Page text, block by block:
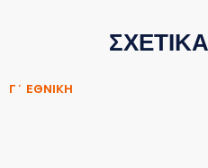
Γ΄ ΕΘΝΙΚΗ